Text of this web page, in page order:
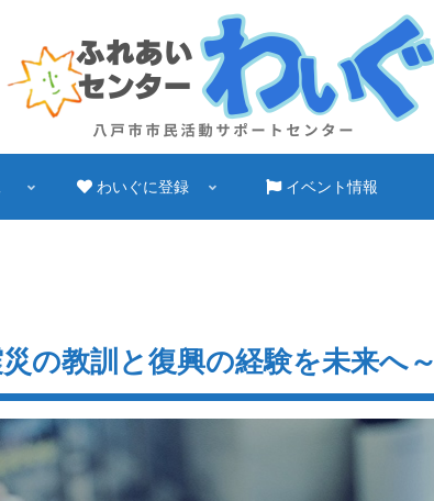
わいぐに登録 イベント情報
の教訓と復興の経験を未来へ～